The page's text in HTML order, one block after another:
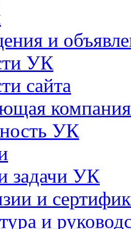
и
УК
сайта
компания
УК
задачи УК
и
и